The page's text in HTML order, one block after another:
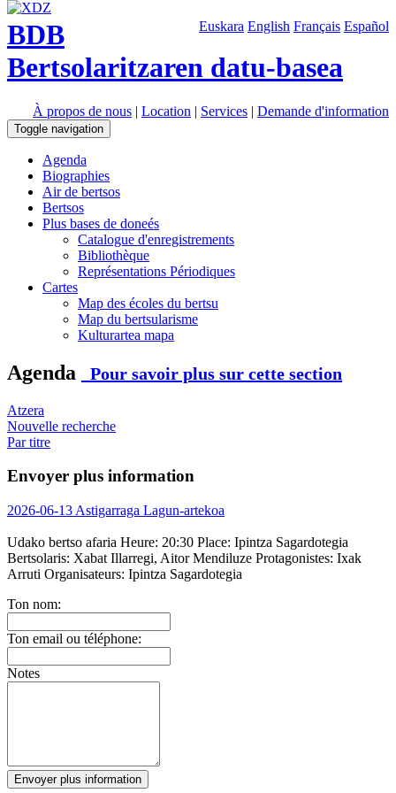
Euskara English Français Español
BDB
Bertsolaritzaren datu-basea
À propos de nous | Location | Services | Demande d'information
Toggle navigation
Agenda
Biographies
Air de bertsos
Bertsos
Plus bases de doneés
Catalogue d'enregistrements
Bibliothèque
Représentations Périodiques
Cartes
Map des écoles du bertsu
Map du bertsularisme
Kulturartea mapa
Agenda Pour savoir plus sur cette section
Atzera
Nouvelle recherche
Par titre
Envoyer plus information
2026-06-13 Astigarraga Lagun-artekoa
Udako bertso afaria Heure: 20:30 Place: Ipintza Sagardotegia
Bertsolaris: Xabat Illarregi, Aitor Mendiluze Protagonistes: Ixak
Arruti Organisateurs: Ipintza Sagardotegia
Ton nom:
Ton email ou téléphone:
Notes
Envoyer plus information